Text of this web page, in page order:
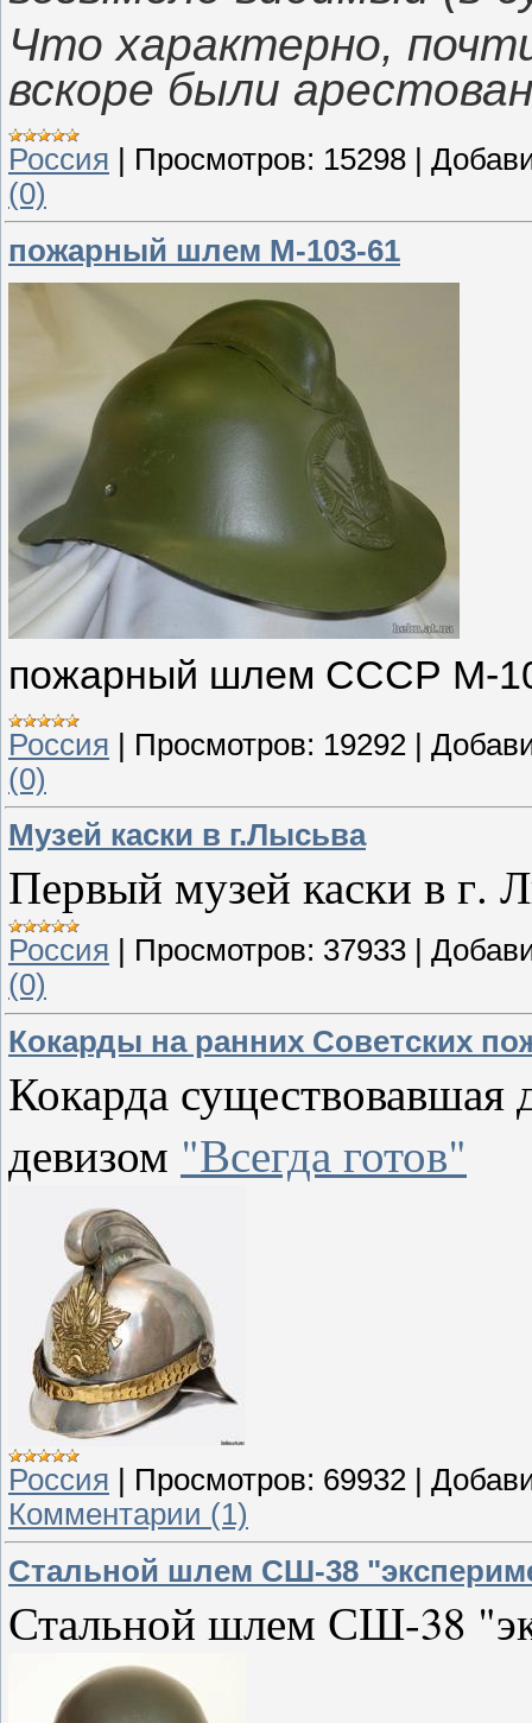
Что характерно,
вскоре были
Россия Просмотров: 15298
(0)
пожарный шлем М-103-61
пожарный шлем СССР М-
Россия | Просмотров: 19292 |
(0)
Музей каски в г.Лысьва
Первый музей каски в г.
Россия Просмотров: 37933
(0)
Кокарды на ранних Советских
Кокарда существовавшая
девизом "Всегда готов"
Россия Просмотров: 69932
Комментарии (1)
Стальной шлем СШ-38
Стальной шлем СШ-38